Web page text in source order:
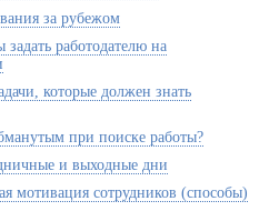
за рубежом
задать работодателю на
которые должен знать
при поиске работы?
и выходные дни
мотивация сотрудников (способы)